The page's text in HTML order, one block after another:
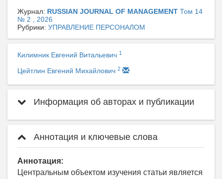
Журнал: RUSSIAN JOURNAL OF MANAGEMENT Том 14
№ 2 , 2026
Рубрики: УПРАВЛЕНИЕ ПЕРСОНАЛОМ
Килимник Евгений Витальевич 1
Цейтлин Евгений Михайлович 2
Информация об авторах и публикации
Аннотация и ключевые слова
Аннотация:
Центральным объектом изучения статьи является